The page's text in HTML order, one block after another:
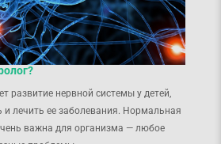
развитие нервной системы у детей,
и лечить ее заболевания. Нормальная
важна для организма — любое